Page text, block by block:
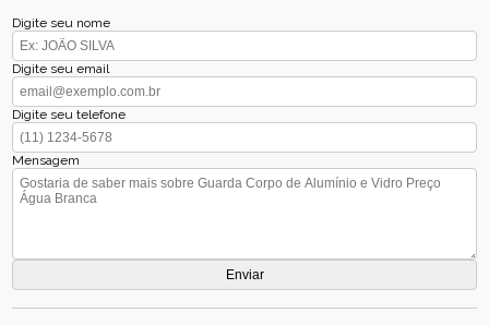
Digite seu nome
Digite seu email
Digite seu telefone
Mensagem